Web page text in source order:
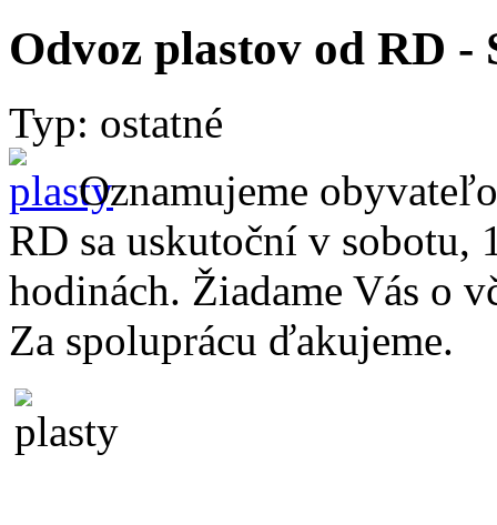
Odvoz plastov od RD -
Typ: ostatné
Oznamujeme
RD sa uskutoční v sobotu,
hodinách. Žiadame Vás o
Za spoluprácu ďakujeme.